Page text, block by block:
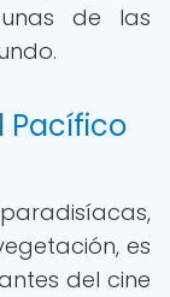
de las
Pacífico
es
del cine